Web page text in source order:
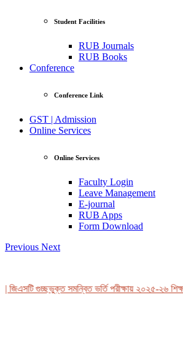
Student Facilities
RUB Journals
RUB Books
Conference
Conference Link
GST | Admission
Online Services
Online Services
Faculty Login
Leave Management
E-journal
RUB Apps
Form Download
Previous Next
গুচ্ছভুক্ত সমন্বিত ভর্তি পরীক্ষায় ২০২৫-২৬